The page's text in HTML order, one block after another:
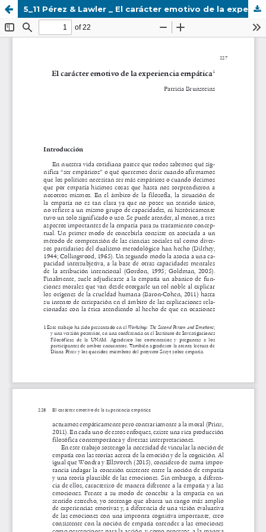
5_11 Pérez & Lawler _ El carácter emotivo de la experiencia empática.pdf